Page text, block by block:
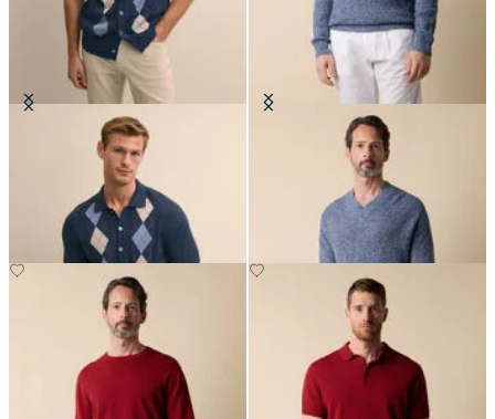
Cardigan Polo en Maille Intarsia
Pull en Coton-Lin mouLiné avec